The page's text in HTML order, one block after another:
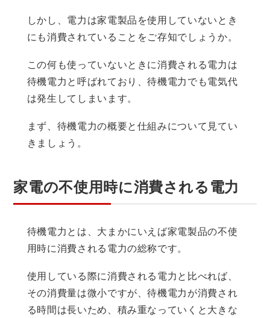
しかし、電力は家電製品を使用していないとき
にも消費されていることをご存知でしょうか。
この何も使っていないときに消費される電力は
待機電力と呼ばれており、待機電力でも電気代
は発生してしまいます。
まず、待機電力の概要と仕組みについて見てい
きましょう。
家電の不使用時に消費される電力
待機電力とは、大まかにいえば家電製品の不使
用時に消費される電力の総称です。
使用している際に消費される電力と比べれば、
その消費量は微小ですが、待機電力が消費され
る時間は長いため、積み重なっていくと大きな